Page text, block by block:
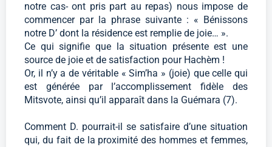
notre cas- ont pris part au repas) nous impose de
commencer par la phrase suivante : « Bénissons
notre D’ dont la résidence est remplie de joie… ».
Ce qui signifie que la situation présente est une
source de joie et de satisfaction pour Hachèm !
Or, il n’y a de véritable « Sim’ha » (joie) que celle qui
est générée par l’accomplissement fidèle des
Mitsvote, ainsi qu’il apparaît dans la Guémara (7).
Comment D. pourrait-il se satisfaire d’une situation
qui, du fait de la proximité des hommes et femmes,